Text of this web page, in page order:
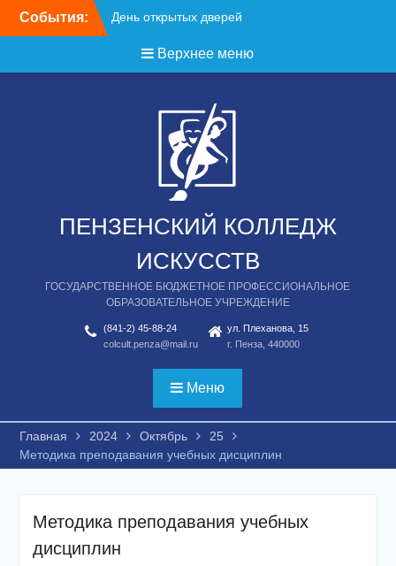
События: День открытых дверей
Верхнее меню
ПЕНЗЕНСКИЙ КОЛЛЕДЖ
ИСКУССТВ
ГОСУДАРСТВЕННОЕ БЮДЖЕТНОЕ ПРОФЕССИОНАЛЬНОЕ
ОБРАЗОВАТЕЛЬНОЕ УЧРЕЖДЕНИЕ
(841-2) 45-88-24
colcult.penza@mail.ru
ул. Плеханова, 15
г. Пенза, 440000
Меню
Главная 2024 Октябрь
25
Методика преподавания учебных дисциплин
Методика преподавания учебных
дисциплин